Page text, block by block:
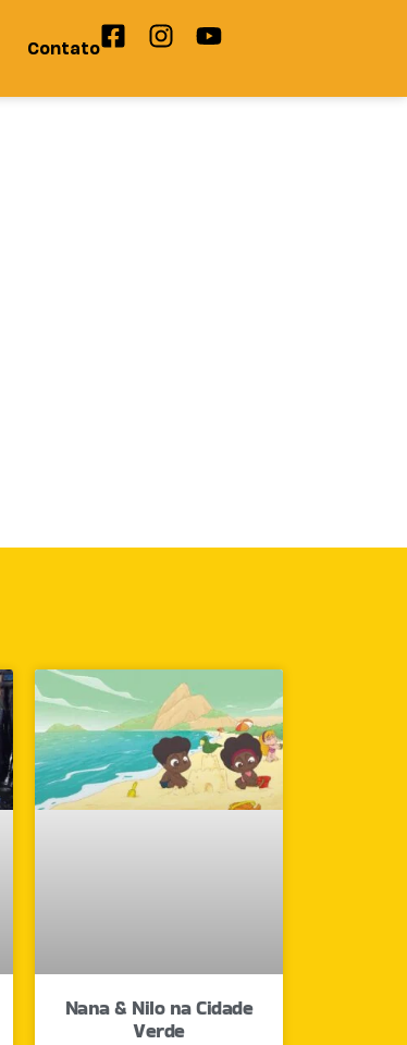
Contato
Nana & Nilo na Cidade
Verde